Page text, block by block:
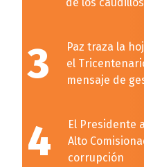
3
Paz traza la
el
mensaje de
4
El Presidente
Alto
corrupción